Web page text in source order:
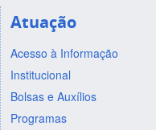
Atuação
Acesso à Informação
Institucional
Bolsas e Auxílios
Programas